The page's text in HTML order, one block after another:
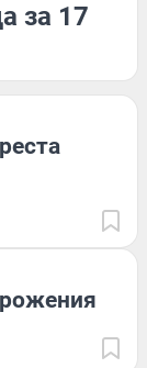
за 17